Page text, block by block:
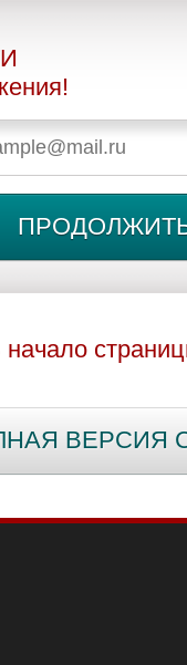
начало
ВЕРСИЯ